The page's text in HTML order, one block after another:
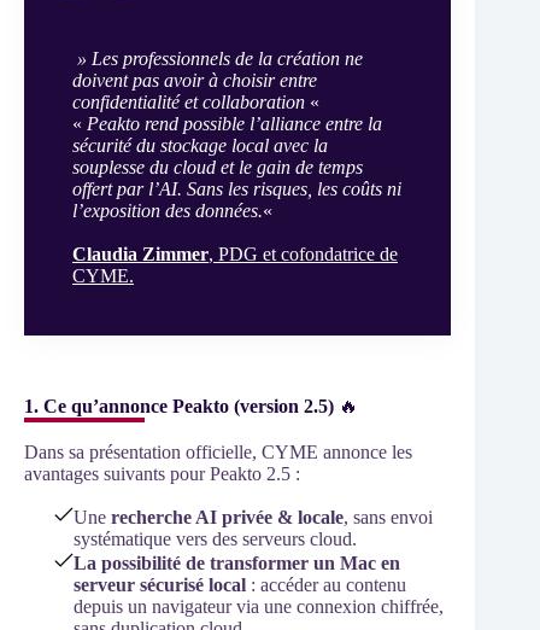
» Les professionnels de la création ne
doivent pas avoir à choisir entre
confidentialité et collaboration «
« Peakto rend possible l’alliance entre la
sécurité du stockage local avec la
souplesse du cloud et le gain de temps
offert par l’AI. Sans les risques, les coûts ni
l’exposition des données.«
Claudia Zimmer, PDG et cofondatrice de
CYME.
1. Ce qu’annonce Peakto (version 2.5) 🔥
Dans sa présentation officielle, CYME annonce les
avantages suivants pour Peakto 2.5 :
Une recherche AI privée & locale, sans envoi
systématique vers des serveurs cloud.
La possibilité de transformer un Mac en
serveur sécurisé local : accéder au contenu
depuis un navigateur via une connexion chiffrée,